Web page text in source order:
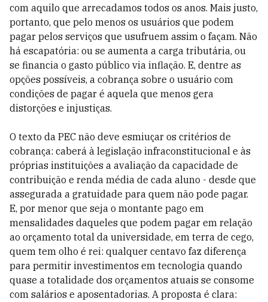
com aquilo que arrecadamos todos os anos. Mais justo,
portanto, que pelo menos os usuários que podem
pagar pelos serviços que usufruem assim o façam. Não
há escapatória: ou se aumenta a carga tributária, ou
se financia o gasto público via inflação. E, dentre as
opções possíveis, a cobrança sobre o usuário com
condições de pagar é aquela que menos gera
distorções e injustiças.
O texto da PEC não deve esmiuçar os critérios de
cobrança: caberá à legislação infraconstitucional e às
próprias instituições a avaliação da capacidade de
contribuição e renda média de cada aluno - desde que
assegurada a gratuidade para quem não pode pagar.
E, por menor que seja o montante pago em
mensalidades daqueles que podem pagar em relação
ao orçamento total da universidade, em terra de cego,
quem tem olho é rei: qualquer centavo faz diferença
para permitir investimentos em tecnologia quando
quase a totalidade dos orçamentos atuais se consome
com salários e aposentadorias. A proposta é clara: